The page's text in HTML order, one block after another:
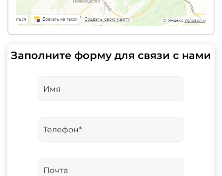
Заполните форму для связи с нами